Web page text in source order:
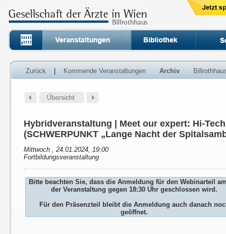
Zurück Kommende Veranstaltungen Archiv
Hybridveranstaltung | Meet our expert: Hi-
(SCHWERPUNKT „Lange Nacht der
Mittwoch , 24.01.2024, 19:00
Fortbildungsveranstaltung
Bitte beachten Sie, dass die Anmeldung für den Webinarteil
der Veranstaltung gegen 18:30 Uhr geschlossen wird.
Für den Präsenzteil bleibt die Anmeldung auch danach
geöffnet.